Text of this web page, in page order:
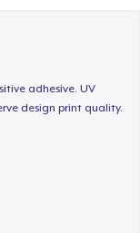
adhesive. UV
design print quality.